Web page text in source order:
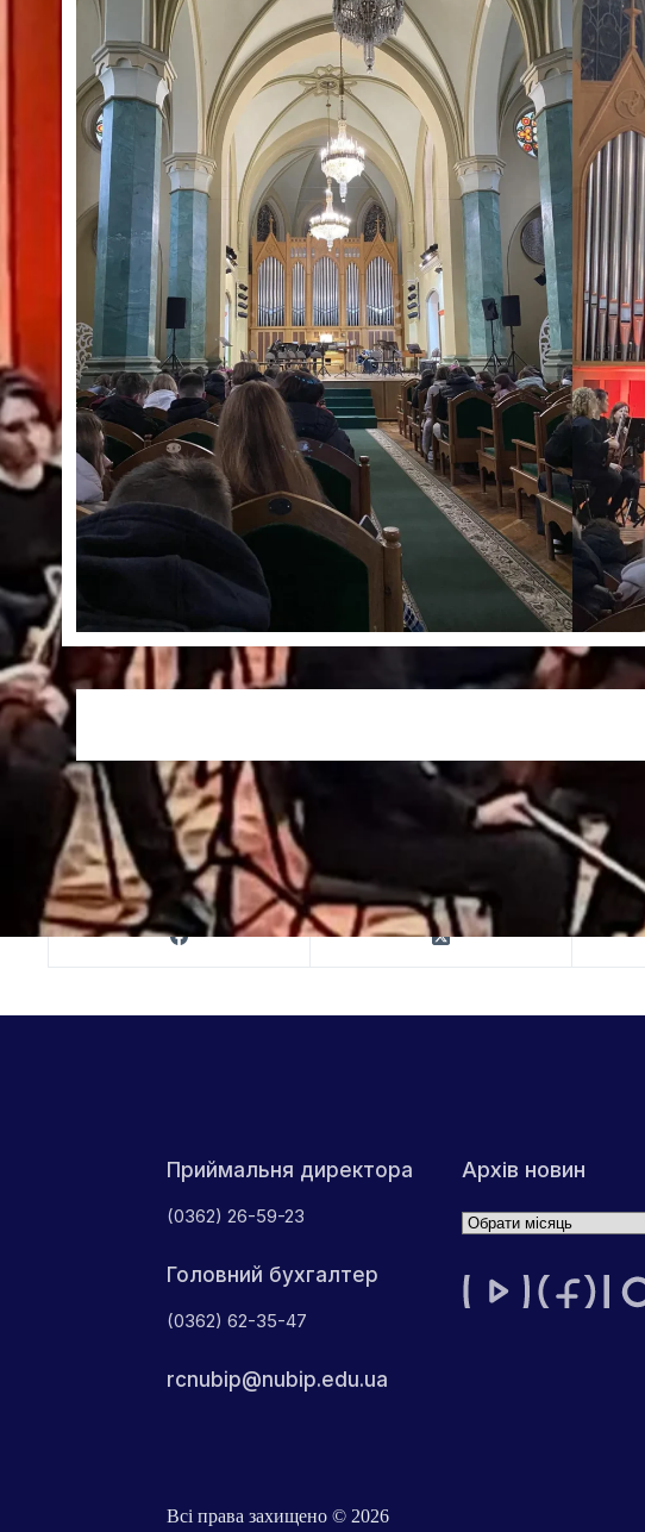
Друк
ПОШИРИТИ В МЕРЕЖАХ:
Приймальня директора
(0362) 26-59-23
Головний бухгалтер
(0362) 62-35-47
rcnubip@nubip.edu.ua
Архів новин
Архіви
Всі права захищено © 2026